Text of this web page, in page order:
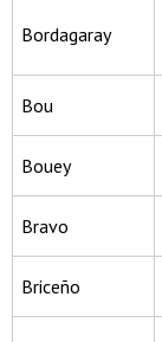
Bordagaray
Bou
Bouey
Bravo
Briceño